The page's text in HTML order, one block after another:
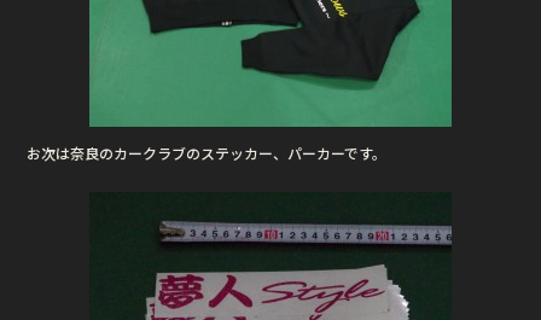
お次は奈良のカークラブのステッカー、パーカーです。